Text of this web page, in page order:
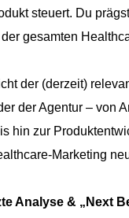
steuert. Du
gesamten
der (derzeit)
der Agentur – von
hin zur
Marketing
Analyse & „Next